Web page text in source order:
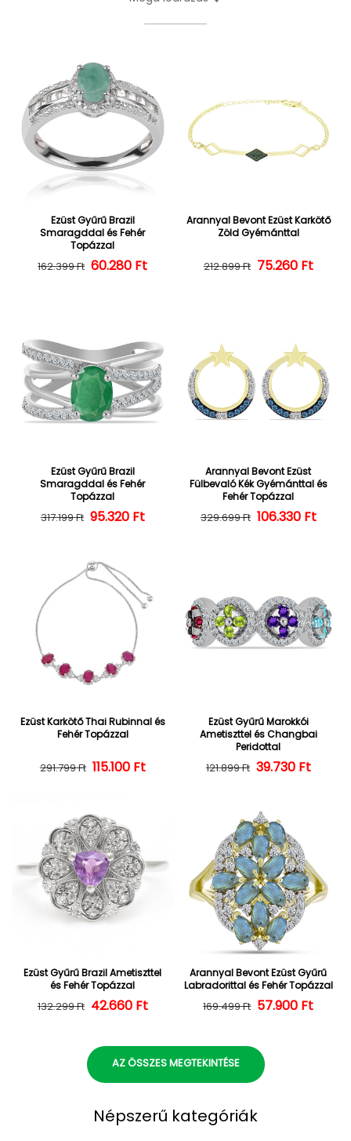
Ezüst Gyűrű Brazil
Smaragddal és Fehér
Topázzal
Normál ár
162.399 Ft Kedvezményes ár
60.280 Ft
Arannyal Bevont Ezüst Karkötő
Zöld Gyémánttal
Normál ár
212.899 Ft 75.260 Ft
Ezüst Gyűrű Brazil
Smaragddal és Fehér
Topázzal
Normál ár
317.199 Ft Kedvezményes ár
95.320 Ft
Arannyal Bevont Ezüst
Fülbevaló Kék Gyémánttal és
Fehér Topázzal
Normál ár
329.699 Ft 106.330 Ft
Ezüst Karkötő Thai Rubinnal és
Fehér Topázzal
Normál ár
291.799 Ft Kedvezményes ár
115.100 Ft
Ezüst Gyűrű Marokkói
Ametiszttel és Changbai
Peridottal
Normál ár
121.899 Ft 39.730 Ft
Ezüst Gyűrű Brazil Ametiszttel
és Fehér Topázzal
Normál ár
132.299 Ft Kedvezményes ár
42.660 Ft
Arannyal Bevont Ezüst Gyűrű
Labradorittal és Fehér Topázzal
Normál ár
169.499 Ft 57.900 Ft
AZ ÖSSZES MEGTEKINTÉSE
Népszerű kategóriák